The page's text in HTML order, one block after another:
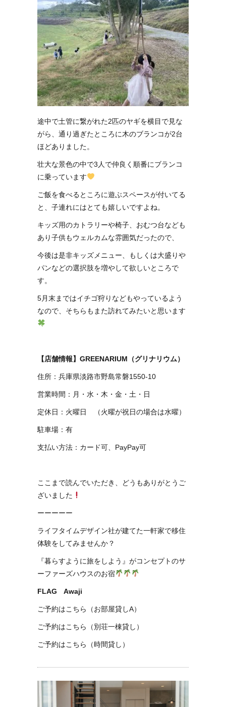
途中で土管に繋がれた2匹のヤギを横目で見な
がら、通り過ぎたところに木のブランコが2台
ほどありました。
壮大な景色の中で3人で仲良く順番にブランコ
に乗っています
ご飯を食べるところに遊ぶスペースが付いてる
と、子連れにはとても嬉しいですよね。
キッズ用のカトラリーや椅子、おむつ台なども
あり子供もウェルカムな雰囲気だったので、
今後は是非キッズメニュー、もしくは大盛りや
パンなどの選択肢を増やして欲しいところで
す。
5月末まではイチゴ狩りなどもやっているよう
なので、そちらもまた訪れてみたいと思います
【店舗情報】GREENARIUM（グリナリウム）
住所：兵庫県淡路市野島常磐1550-10
営業時間：月・水・木・金・土・日
定休日：火曜日 （火曜が祝日の場合は水曜）
駐車場：有
支払い方法：カード可、PayPay可
ここまで読んでいただき、どうもありがとうご
ざいました
ーーーーー
ライフタイムデザイン社が建てた一軒家で移住
体験をしてみませんか？
『暮らすように旅をしよう』がコンセプトのサ
ーファーズハウスのお宿
FLAG Awaji
ご予約はこちら（お部屋貸しA）
ご予約はこちら（別荘一棟貸し）
ご予約はこちら（時間貸し）